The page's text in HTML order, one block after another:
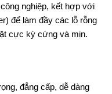
nghiệp, kết hợp với
để làm đầy các lỗ rỗng
cực kỳ cứng và mịn.
đẳng cấp, dễ dàng